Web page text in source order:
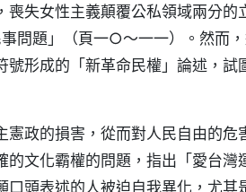
失女性主義顛覆公私領域兩分的
問題」（頁一○～一一）。然而
形成的「新革命民權」論述，試
政的損害，從而對人民自由的危
文化霸權的問題，指出「愛台灣
頭表述的人被迫自我異化，尤其